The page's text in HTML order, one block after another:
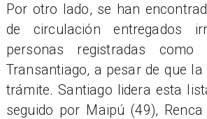
Por otro lado, se han
de circulación entregados
personas registradas como
Transantiago, a pesar de que
trámite. Santiago lidera esta
seguido por Maipú (49),